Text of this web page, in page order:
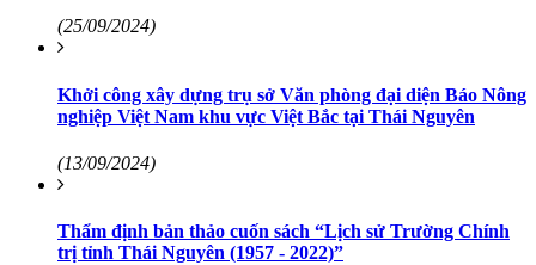
(25/09/2024)
Khởi công xây dựng trụ sở Văn phòng đại diện Báo Nông
nghiệp Việt Nam khu vực Việt Bắc tại Thái Nguyên
(13/09/2024)
Thẩm định bản thảo cuốn sách “Lịch sử Trường Chính
trị tỉnh Thái Nguyên (1957 - 2022)”